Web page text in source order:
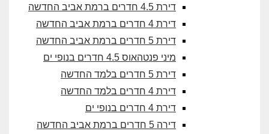
דירת 4.5 חדרים ברמת אביב החדשה
דירת 4 חדרים ברמת אביב החדשה
דירת 5 חדרים ברמת אביב החדשה
מיני פנטהאוס 4.5 חדרים בנופי ים
דירת 5 חדרים בלמד החדשה
דירת 4 חדרים בלמד החדשה
דירת 4 חדרים בנופי ים
דירה 5 חדרים ברמת אביב החדשה